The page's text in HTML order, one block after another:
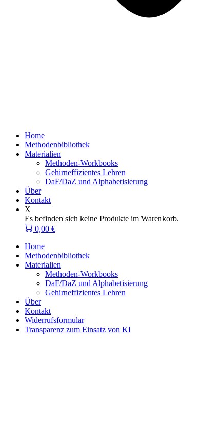
Home
Methodenbibliothek
Materialien
Methoden-Workbooks
Gehirneffizientes Lehren
DaF/DaZ und Alphabetisierung
Über
Kontakt
X
Es befinden sich keine Produkte im Warenkorb.
0,00 €
Home
Methodenbibliothek
Materialien
Methoden-Workbooks
DaF/DaZ und Alphabetisierung
Gehirneffizientes Lehren
Über
Kontakt
Widerrufsformular
Transparenz zum Einsatz von KI